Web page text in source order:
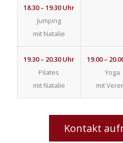
18.30 – 19.30 Uhr
Jumping
mit Natalie
19.30 – 20.30 Uhr
Pilates
mit Natalie
19.00 –
Yoga
mit
Kontakt